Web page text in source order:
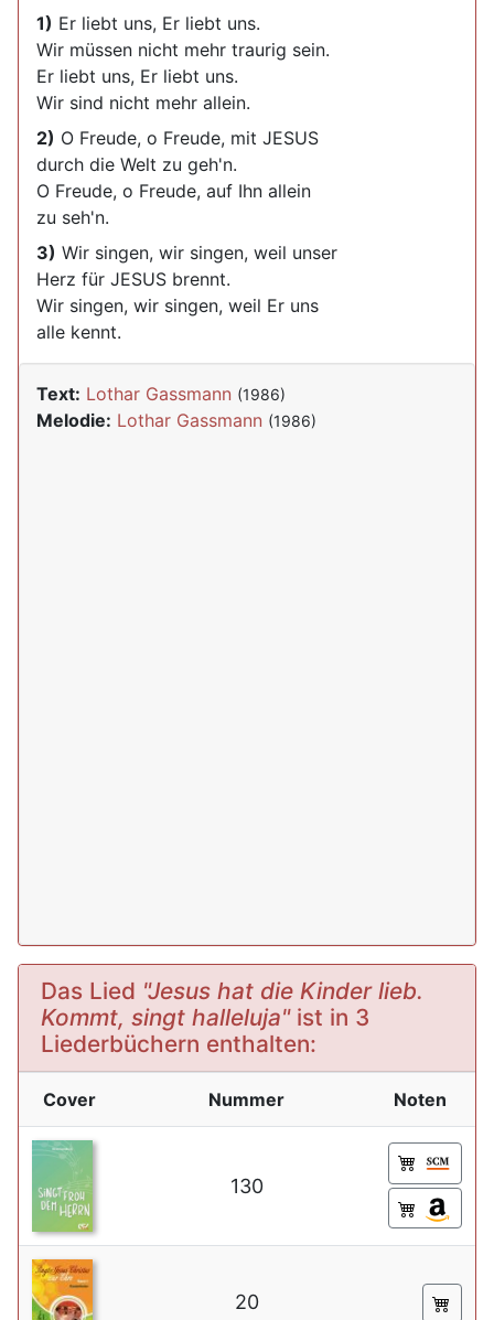
1) Er liebt uns, Er liebt uns.
Wir müssen nicht mehr traurig sein.
Er liebt uns, Er liebt uns.
Wir sind nicht mehr allein.
2) O Freude, o Freude, mit JESUS
durch die Welt zu geh'n.
O Freude, o Freude, auf Ihn allein
zu seh'n.
3) Wir singen, wir singen, weil unser
Herz für JESUS brennt.
Wir singen, wir singen, weil Er uns
alle kennt.
Text: Lothar Gassmann (1986)
Melodie: Lothar Gassmann (1986)
Das Lied "Jesus hat die Kinder lieb.
Kommt, singt halleluja"ist in 3
Liederbüchern enthalten:
Cover Nummer Noten
130
20